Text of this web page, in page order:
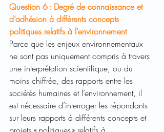
Question 6 : Degré de connaissance et
d’adhésion à différents concepts
politiques relatifs à l’environnement
Parce que les enjeux environnementaux
ne sont pas uniquement compris à travers
une interprétation scientifique, ou du
moins chiffrée, des rapports entre les
sociétés humaines et l’environnement, il
est nécessaire d’interroger les répondants
sur leurs rapports à différents concepts et
projets « politiques » relatifs à